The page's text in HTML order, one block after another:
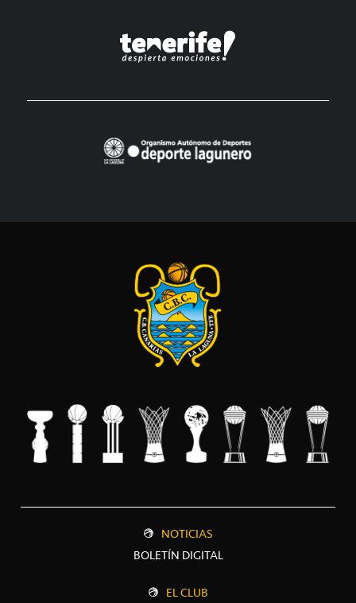
NOTICIAS
BOLETÍN DIGITAL
EL CLUB